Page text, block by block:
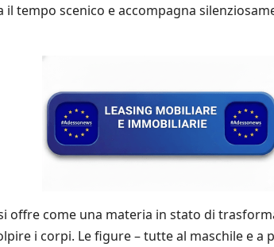
il tempo scenico e accompagna
offre come una materia in stato di
i corpi. Le figure – tutte al maschile e a